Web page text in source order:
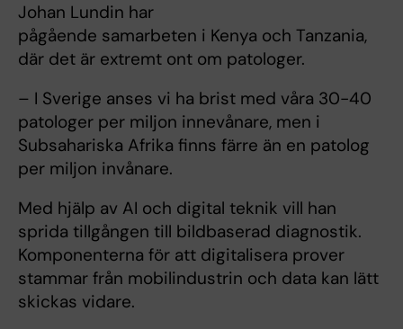
Johan Lundin har
pågående samarbeten i Kenya och Tanzania,
där det är extremt ont om patologer.
– I Sverige anses vi ha brist med våra 30-40
patologer per miljon innevånare, men i
Subsahariska Afrika finns färre än en patolog
per miljon invånare.
Med hjälp av AI och digital teknik vill han
sprida tillgången till bildbaserad diagnostik.
Komponenterna för att digitalisera prover
stammar från mobilindustrin och data kan lätt
skickas vidare.